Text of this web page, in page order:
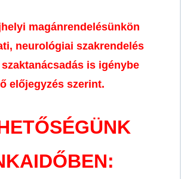
magánrendelésünkön
neurológiai szakrendelés
is igénybe
előjegyzés szerint.